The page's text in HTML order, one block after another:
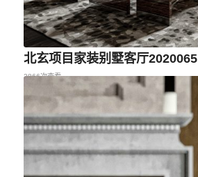
北玄项目家装别墅客厅2020065
2866次查看